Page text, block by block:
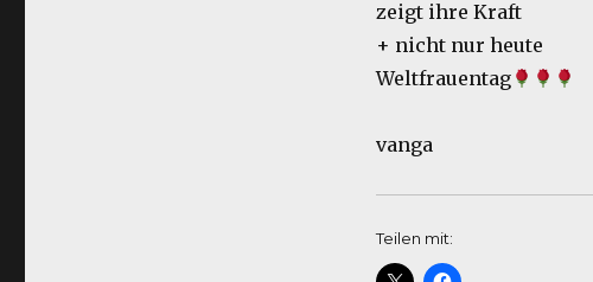
zeigt ihre Kraft
+ nicht nur heute
Weltfrauentag
vanga
Teilen mit: